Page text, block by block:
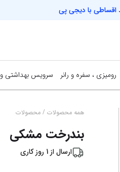
اقساطی با دیجی پی
رومیزی ، سفره و رانر سرویس بهداشتی
همه محصولات / محصولات
بندرخت مشکی
ارسال از 1 روز کاری